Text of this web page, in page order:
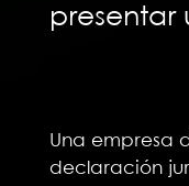
presentar
Una empresa
declaración